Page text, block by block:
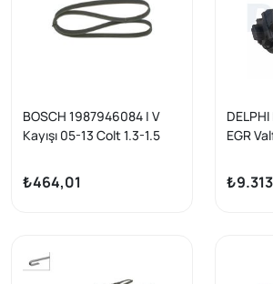
BOSCH 1987946084 | V
Kayışı 05-13 Colt 1.3-1.5
Giulietta 1.4 TB 11-
₺464,01
EGR
Romeo
Mıto